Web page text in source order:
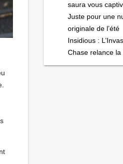
saura vous
Juste pour une
originale de l’été
Insidious :
Chase relance la